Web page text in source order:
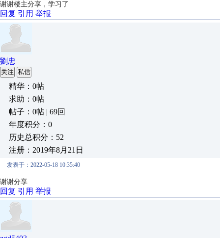
谢谢楼主分享，学习了
回复 引用 举报
劉忠
关注 私信
精华：0帖
求助：0帖
帖子：0帖 | 69回
年度积分：0
历史总积分：52
注册：2019年8月21日
发表于：2022-05-18 10:35:40
谢谢分享
回复 引用 举报